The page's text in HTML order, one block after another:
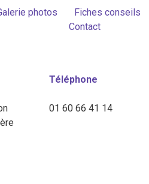
photos
Fiches conseils
Contact
Téléphone
01 60 66 41 14